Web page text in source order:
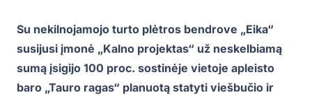
Su nekilnojamojo turto plėtros bendrove „Eika“
susijusi įmonė „Kalno projektas“ už neskelbiamą
sumą įsigijo 100 proc. sostinėje vietoje apleisto
baro „Tauro ragas“ planuotą statyti viešbučio ir